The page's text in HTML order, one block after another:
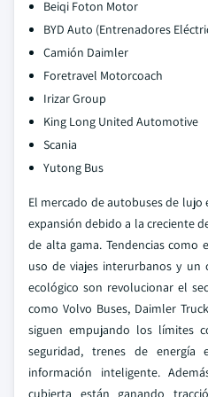
Beiqi Foton Motor
BYD Auto (Entrenadores
Camión Daimler
Foretravel Motorcoach
Irizar Group
King Long United Automotive
Scania
Yutong Bus
El mercado de autobuses de lujo
expansión debido a la creciente
de alta gama. Tendencias
uso de viajes interurbanos y un
ecológico son revolucionar el
como Volvo Buses, Daimler
siguen empujando los límites
seguridad, trenes de energía
información inteligente.
cubierta están ganando